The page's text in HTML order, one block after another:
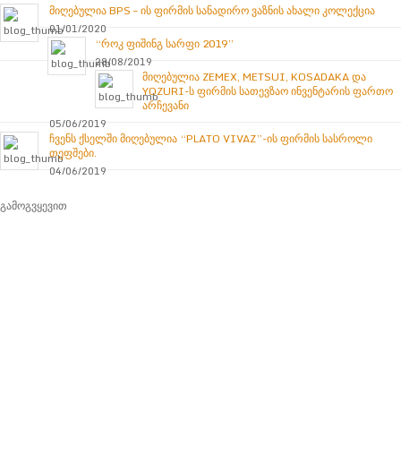
მიღებულია BPS – ის ფირმის სანადირო ვაზნის ახალი კოლექცია
01/01/2020
“როკ ფიშინგ სარფი 2019”
28/08/2019
მიღებულია ZEMEX, METSUI, KOSADAKA და
YOZURI-ს ფირმის სათევზაო ინვენტარის ფართო
არჩევანი
05/06/2019
ჩვენს ქსელში მიღებულია “PLATO VIVAZ”-ის ფირმის სასროლი
თეფშები.
04/06/2019
გამოგვყევით